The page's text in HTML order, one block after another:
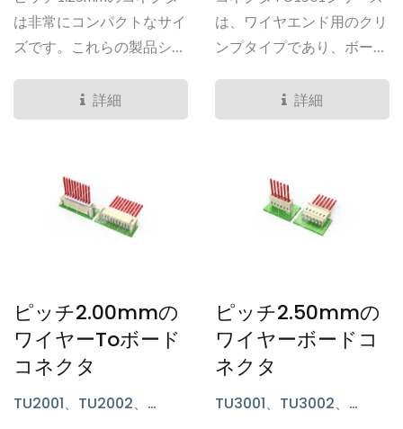
TU1253、TU1256、
TU1257 シリーズ
は非常にコンパクトなサイ
ズです。これらの製品シリ
限されている消費電子製品
や全体的なシステムスペー
よく使用されます。例とし
ては、ディスプレイパネ
ル、スピーカー、タブレッ
詳細
は、ワイヤエンド用のクリ
ンプタイプであり、ボード
またはSMTタイプのヘッ
ダーオプションがありま
詳細
ピッチ2.00mmの
ワイヤーtoボード
コネクタ
TU2001、TU2002、
ピッチ2.50mmの
ワイヤーボードコ
ネクタ
TU3001、TU3002、